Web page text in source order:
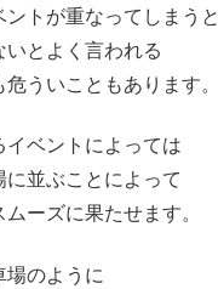
ントが重なってしまうと
とよく言われる
ういこともあります。
イベントによっては
並ぶことによって
ーズに果たせます。
場のように